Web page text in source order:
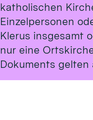
katholischen
Einzelpersonen
Klerus insgesamt
nur eine
Dokuments gelten